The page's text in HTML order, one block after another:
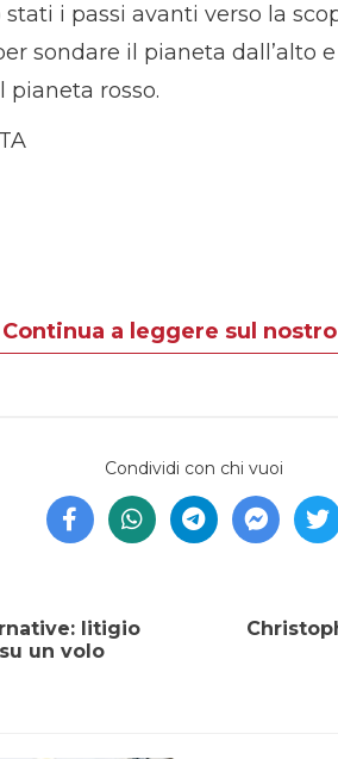
i passi avanti verso la
sondare il pianeta dall’alto
rosso.
Continua a leggere sul
Condividi con chi vuoi
litigio
un volo